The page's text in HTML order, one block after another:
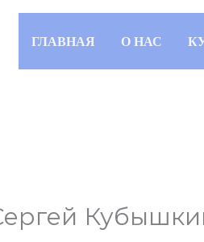
ГЛАВНАЯ О НАС